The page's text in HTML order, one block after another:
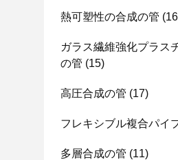
熱可塑性の合成の管
ガラス繊維強化プラス
の管 (15)
高圧合成の管 (17)
フレキシブル複合パイ
多層合成の管 (11)